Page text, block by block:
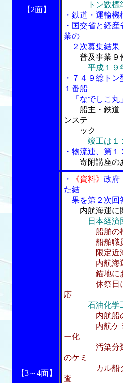
【2面】
トン数
・鉄道・運輸
・国交省と経
業の
２次募集結果
普及事業９
平成１９
・７４９総ト
１番船
「なでしこ丸
船主・鉄道
ンステ
ック
竣工は１
・物流連、第
寄附講座の
【3～4面】
・ 《資料》 政府
た結
果を第２次回
内航海運に
日本経済
船舶の
船舶職員法
限定近海区
内航海運暫
錨地におけ
休祭日にお
応
石油化学
内航船
内航ケミカ
ー化
汚染分類Ｘ
のケミ
カル船タン
査